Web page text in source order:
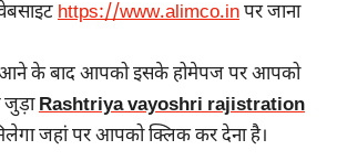
https://www.alimco.inपर जाना
आने के बाद आपको इसके होमेपज पर आपको
जुड़ाRashtriya vayoshri rajistration
जहां पर आपको क्लिक कर देना है।